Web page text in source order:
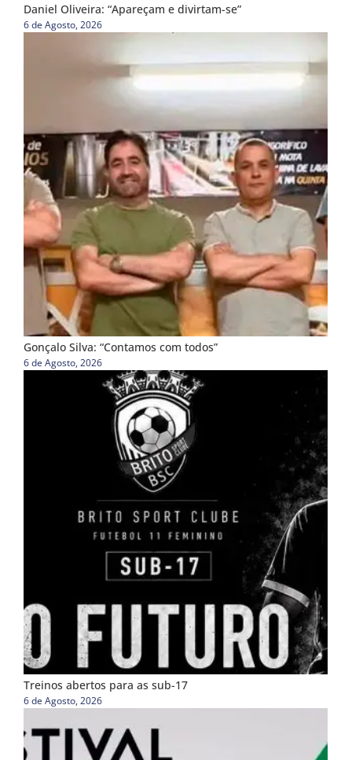
Daniel Oliveira: “Apareçam e divirtam-se”
6 de Agosto, 2026
Gonçalo Silva: “Contamos com todos”
6 de Agosto, 2026
Treinos abertos para as sub-17
6 de Agosto, 2026